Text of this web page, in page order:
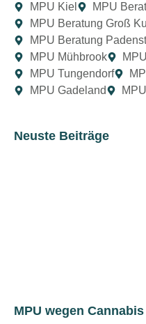
MPU Kiel
MPU
MPU Beratung Groß
MPU Beratung
MPU Mühbrook
MPU Tungendorf
MPU Gadeland
Neuste Beiträge
MPU wegen Cannabis